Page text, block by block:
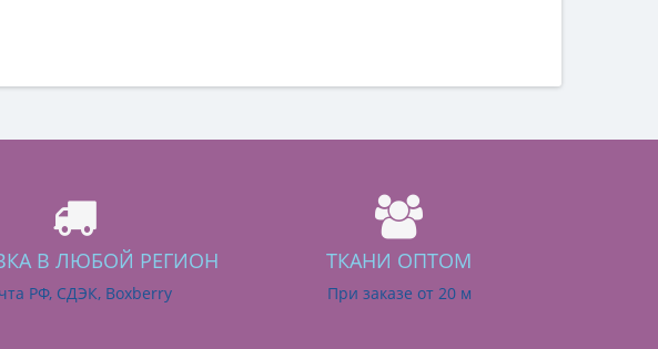
В ЛЮБОЙ РЕГИОН
РФ, СДЭК, Boxberry
ТКАНИ ОПТОМ
При заказе от 20 м